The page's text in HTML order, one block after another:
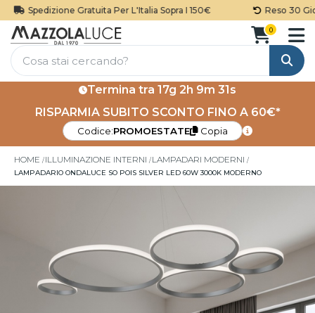
Spedizione Gratuita Per L'Italia Sopra I 150€ Reso 30
Cerca
0
Termina tra 17g 2h 9m 31s
RISPARMIA SUBITO SCONTO FINO A 60€*
Codice:PROMOESTATE Copia
HOME ILLUMINAZIONE INTERNI LAMPADARI MODERNI
LAMPADARIO ONDALUCE SO POIS SILVER LED 60W 3000K MODERNO